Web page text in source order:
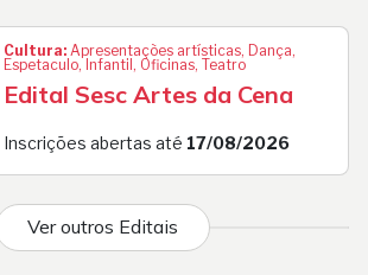
Cultura: Apresentações artísticas, Dança,
Espetaculo, Infantil, Oficinas, Teatro
Edital Sesc Artes da Cena
Inscrições abertas até 17/08/2026
Ver outros Editais